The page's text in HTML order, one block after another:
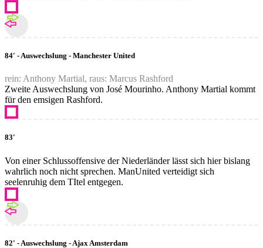
84' - Auswechslung - Manchester United
rein: Anthony Martial, raus: Marcus Rashford
Zweite Auswechslung von José Mourinho. Anthony Martial kommt
für den emsigen Rashford.
83'
Von einer Schlussoffensive der Niederländer lässt sich hier bislang
wahrlich noch nicht sprechen. ManUnited verteidigt sich
seelenruhig dem TItel entgegen.
82' - Auswechslung - Ajax Amsterdam